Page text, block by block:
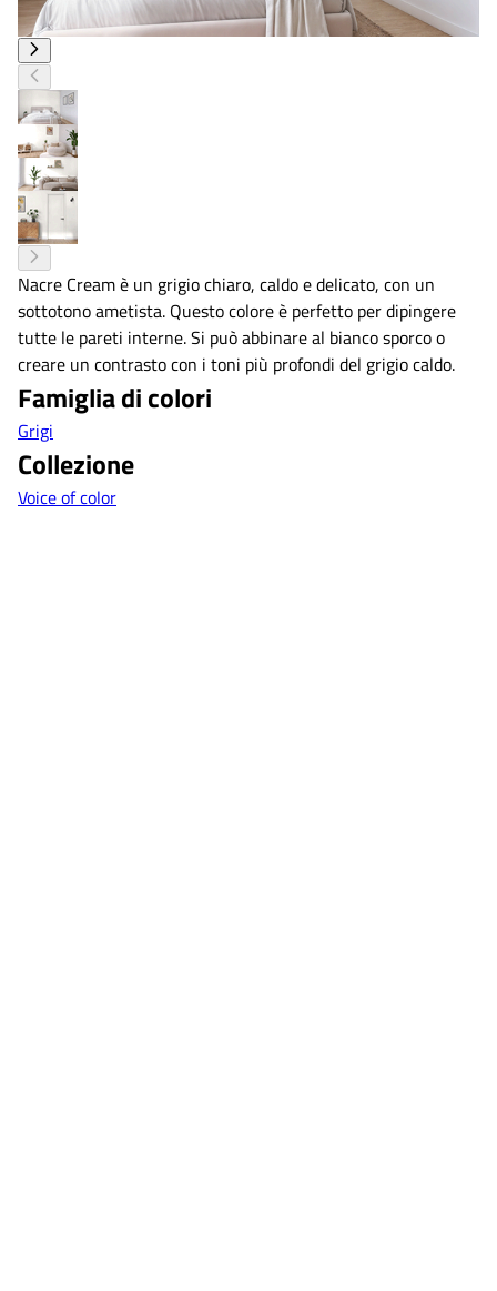
Nacre Cream è un grigio chiaro, caldo e delicato, con un
sottotono ametista. Questo colore è perfetto per dipingere
tutte le pareti interne. Si può abbinare al bianco sporco o
creare un contrasto con i toni più profondi del grigio caldo.
Famiglia di colori
Grigi
Collezione
Voice of color